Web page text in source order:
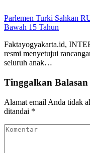
Parlemen Turki Sahkan
Bawah 15 Tahun
Faktayogyakarta.id,
resmi menyetujui
seluruh anak…
Tinggalkan Balasan
Alamat email Anda tidak
ditandai *